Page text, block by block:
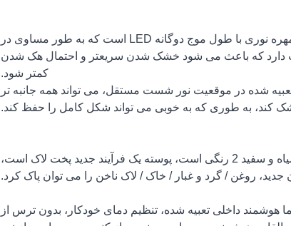
1) لامپ ال ای دی خشک کن ناخن قابل شارژ 86 واتی دارای 52 مهره نوری با طول موج دوگانه LED است که به طور مساوی در
360 درجه روشنایی بن بست دارد که باعث می شود خشک شدن سریعتر و احتمال هک شدن
کمتر شود.
شارژ 86 واتی دارای قابلیت تعبیه شده در موقعیت نور شست مستقل، می تواند همه جانبه تر
کند، به طوری که به خوبی می تواند شکل کامل را حفظ کند.
لامپ ال ای دی خشک کن قابل شارژ 86w Protable دارای مدل های سیاه و سفید 2 رنگی است، پوسته یک فرآیند جدید پخت لاک است،
روغن / گرد و غبار / خاک / لاک ناخن را می توان پاک کرد.
شارژ 86 واتی تراشه کنترل دما هوشمند داخلی تعبیه شده، تنظیم دمای خودکار، بدون ترس از